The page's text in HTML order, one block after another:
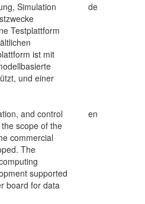
Simulation
Testplattform
ist mit
und einer
de
and control
scope of the
commercial
The
supported
board for data
en